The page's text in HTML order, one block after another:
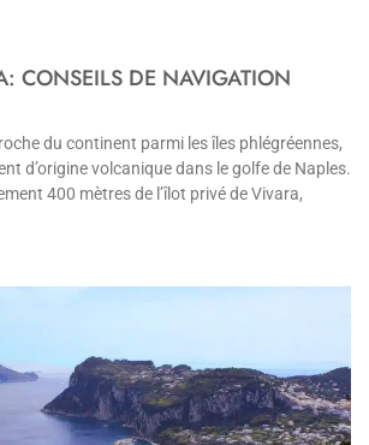
CONSEILS DE NAVIGATION
du continent parmi les îles phlégréennes,
d’origine volcanique dans le golfe de Naples.
400 mètres de l’îlot privé de Vivara,